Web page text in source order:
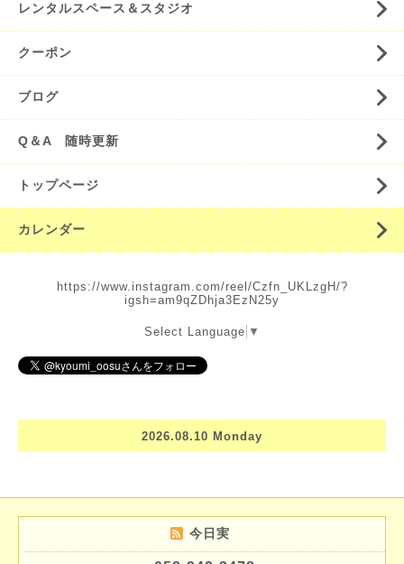
レンタルスペース＆スタジオ
クーポン
ブログ
Q＆A 随時更新
トップページ
カレンダー
https://www.instagram.com/reel/Czfn_UKLzgH/?
igsh=am9qZDhja3EzN25y
Select Language ▼
2026.08.10 Monday
今日実